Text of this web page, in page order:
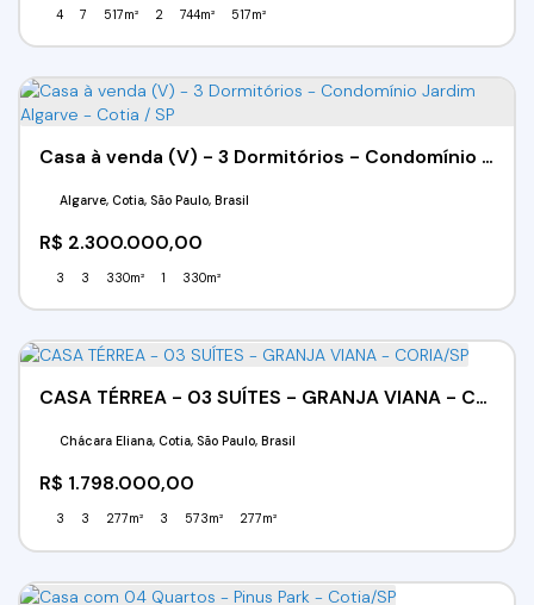
4 7 517m² 2 744m² 517m²
Casa à venda (V) - 3 Dormitórios - Condomínio Jardim Algarve - Cotia / SP
R$ 2.300.000,00
Algarve, Cotia, São Paulo, Brasil
3 3 330m² 1 330m²
CASA TÉRREA - 03 SUÍTES - GRANJA VIANA - CORIA/SP
R$ 1.798.000,00
Chácara Eliana, Cotia, São Paulo, Brasil
3 3 277m² 3 573m² 277m²